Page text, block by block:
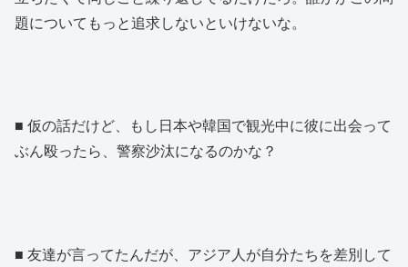
題についてもっと追求しないといけないな。
■ 仮の話だけど、もし日本や韓国で観光中に彼に出会って
ぶん殴ったら、警察沙汰になるのかな？
■ 友達が言ってたんだが、アジア人が自分たちを差別して